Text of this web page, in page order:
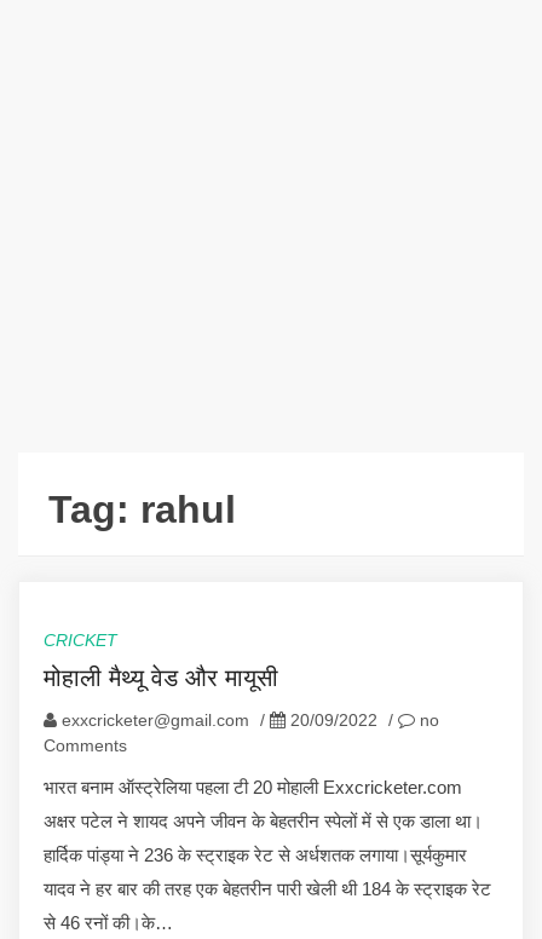
Tag: rahul
CRICKET
मोहाली मैथ्यू वेड और मायूसी
exxcricketer@gmail.com / 20/09/2022 /
no
Comments
भारत बनाम ऑस्ट्रेलिया पहला टी 20 मोहाली Exxcricketer.com
अक्षर पटेल ने शायद अपने जीवन के बेहतरीन स्पेलों में से एक डाला था।
हार्दिक पांड्या ने 236 के स्ट्राइक रेट से अर्धशतक लगाया।सूर्यकुमार
यादव ने हर बार की तरह एक बेहतरीन पारी खेली थी 184 के स्ट्राइक रेट
से 46 रनों की।के…